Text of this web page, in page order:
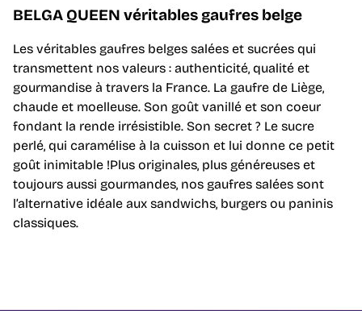
BELGA QUEEN véritables gaufres belge
Les véritables gaufres belges salées et sucrées qui
transmettent nos valeurs : authenticité, qualité et
gourmandise à travers la France. La gaufre de Liège,
chaude et moelleuse. Son goût vanillé et son coeur
fondant la rende irrésistible. Son secret ? Le sucre
perlé, qui caramélise à la cuisson et lui donne ce petit
goût inimitable !Plus originales, plus généreuses et
toujours aussi gourmandes, nos gaufres salées sont
l’alternative idéale aux sandwichs, burgers ou paninis
classiques.